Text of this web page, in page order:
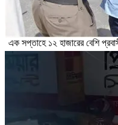
এক সপ্তাহে ১২ হাজারের বেশি